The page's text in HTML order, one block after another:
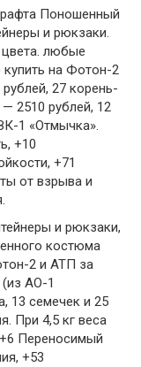
Поношенный
и рюкзаки.
любые
на Фотон-2
27 корень-
2510 рублей, 12
1 «Отмычка».
+10
+71
от взрыва и
и рюкзаки,
костюма
2 и АТП за
АО-1
13 семечек и 25
При 4,5 кг веса
Переносимый
+53